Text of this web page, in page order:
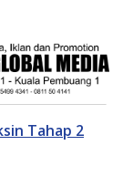
Tahap 2